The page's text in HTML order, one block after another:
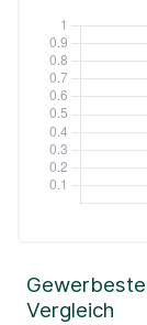
Vergleich